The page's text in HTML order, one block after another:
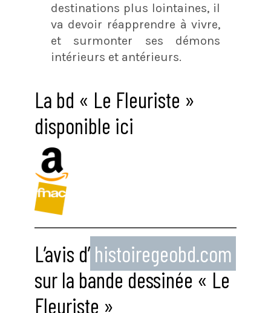
destinations plus lointaines, il
va devoir réapprendre à vivre,
et surmonter ses démons
intérieurs et antérieurs.
La bd « Le Fleuriste »
disponible ici
L’avis d’ histoiregeobd.com
sur la bande dessinée « Le
Fleuriste »